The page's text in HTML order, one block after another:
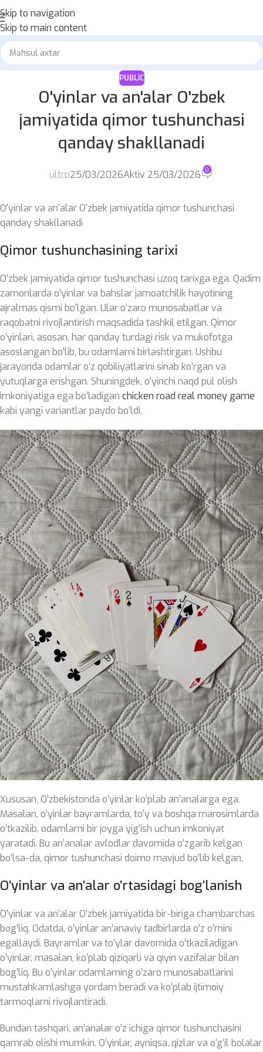
Skip to navigation
Skip to main content
PUBLIC
O'yinlar va an'alar O'zbek
jamiyatida qimor tushunchasi
qanday shakllanadi
ultro25/03/2026Aktiv 25/03/2026 0
O'yinlar va an'alar O'zbek jamiyatida qimor tushunchasi
qanday shakllanadi
Qimor tushunchasining tarixi
O’zbek jamiyatida qimor tushunchasi uzoq tarixga ega. Qadim
zamonlarda o’yinlar va bahslar jamoatchilik hayotining
ajralmas qismi bo’lgan. Ular o’zaro munosabatlar va
raqobatni rivojlantirish maqsadida tashkil etilgan. Qimor
o’yinlari, asosan, har qanday turdagi risk va mukofotga
asoslangan bo’lib, bu odamlarni birlashtirgan. Ushbu
jarayonda odamlar o’z qobiliyatlarini sinab ko’rgan va
yutuqlarga erishgan. Shuningdek, o’yinchi naqd pul olish
imkoniyatiga ega bo’ladigan chicken road real money game
kabi yangi variantlar paydo bo’ldi.
Xususan, O’zbekistonda o’yinlar ko’plab an’analarga ega.
Masalan, o’yinlar bayramlarda, to’y va boshqa marosimlarda
o’tkazilib, odamlarni bir joyga yig’ish uchun imkoniyat
yaratadi. Bu an’analar avlodlar davomida o’zgarib kelgan
bo’lsa-da, qimor tushunchasi doimo mavjud bo’lib kelgan.
O’yinlar va an’alar o’rtasidagi bog’lanish
O’yinlar va an’alar O’zbek jamiyatida bir-biriga chambarchas
bog’liq. Odatda, o’yinlar an’anaviy tadbirlarda o’z o’rnini
egallaydi. Bayramlar va to’ylar davomida o’tkaziladigan
o’yinlar, masalan, ko’plab qiziqarli va qiyin vazifalar bilan
bog’liq. Bu o’yinlar odamlarning o’zaro munosabatlarini
mustahkamlashga yordam beradi va ko’plab ijtimoiy
tarmoqlarni rivojlantiradi.
Bundan tashqari, an’analar o’z ichiga qimor tushunchasini
qamrab olishi mumkin. O’yinlar, ayniqsa, qizlar va o’g’il bolalar